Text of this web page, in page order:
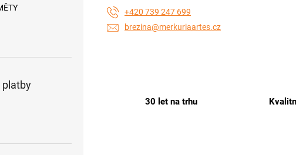
platby
30 let na trhu
+420 739 247 699
brezina@merkuriaartes.cz